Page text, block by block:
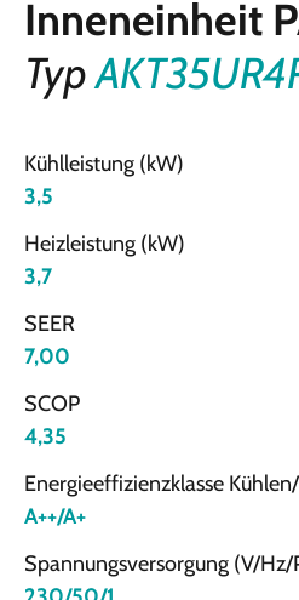
Inneneinheit
Typ
Kühlleistung (kW)
3,5
Heizleistung (kW)
3,7
SEER
7,00
SCOP
4,35
Energieeffizienzklasse
A++/A+
Spannungsversorgung (V/Hz/